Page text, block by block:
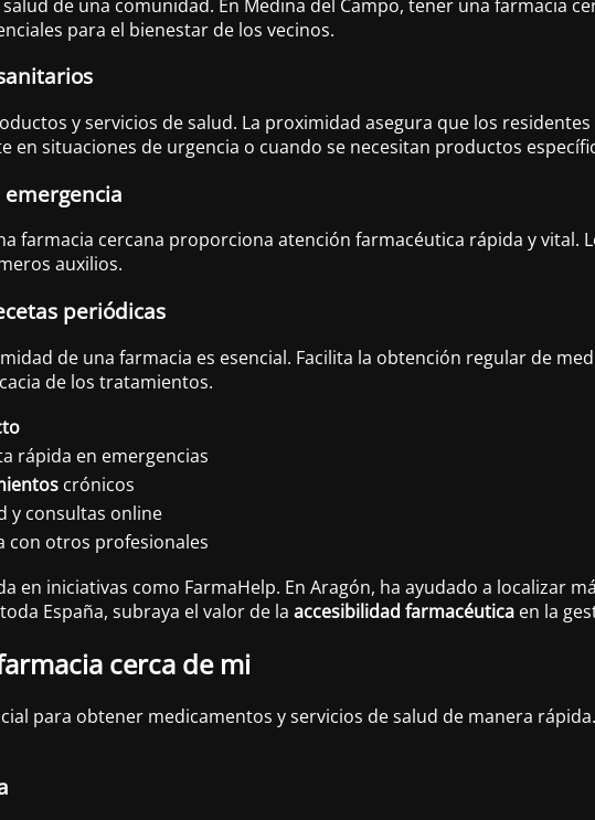
de una comunidad. En Medina del Campo, tener una farmacia
para el bienestar de los vecinos.
y servicios de salud. La proximidad asegura que los
en situaciones de urgencia o cuando se necesitan productos
farmacia cercana proporciona atención farmacéutica rápida y vital.
auxilios.
periódicas
de una farmacia es esencial. Facilita la obtención regular de
de los tratamientos.
rápida en emergencias
crónicos
y consultas online
con otros profesionales
en iniciativas como FarmaHelp. En Aragón, ha ayudado a localizar
España, subraya el valor de la accesibilidad farmacéutica en la
cerca de mi
para obtener medicamentos y servicios de salud de manera